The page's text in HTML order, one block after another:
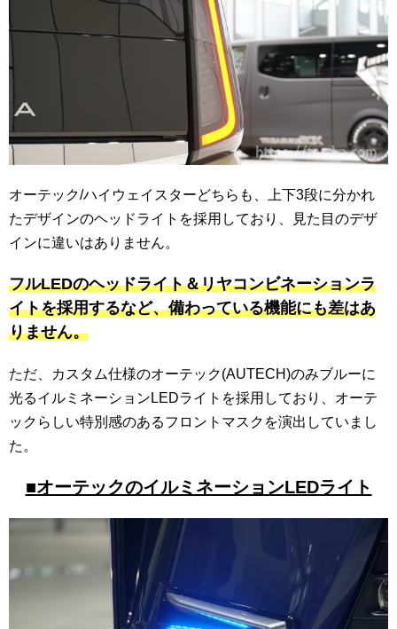
オーテック/ハイウェイスターどちらも、上下3段に分かれ
たデザインのヘッドライトを採用しており、見た目のデザ
インに違いはありません。
フルLEDのヘッドライト＆リヤコンビネーションラ
イトを採用するなど、備わっている機能にも差はあ
りません。
ただ、カスタム仕様のオーテック(AUTECH)のみブルーに
光るイルミネーションLEDライトを採用しており、オーテ
ックらしい特別感のあるフロントマスクを演出していまし
た。
■オーテックのイルミネーションLEDライト